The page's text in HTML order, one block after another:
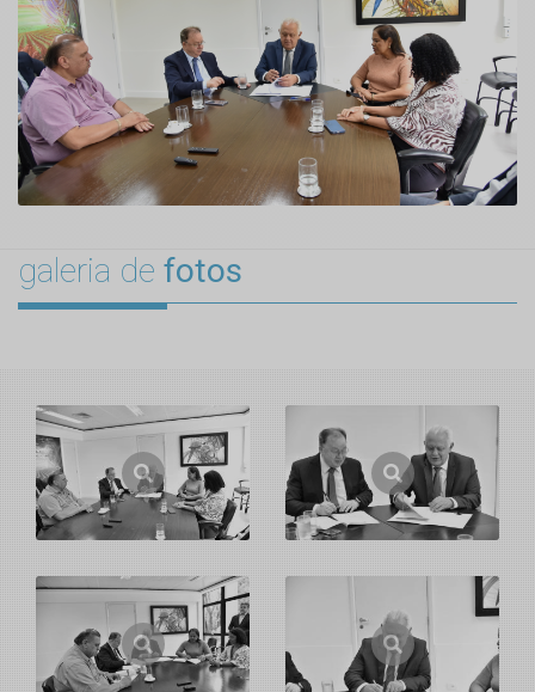
galeria de fotos